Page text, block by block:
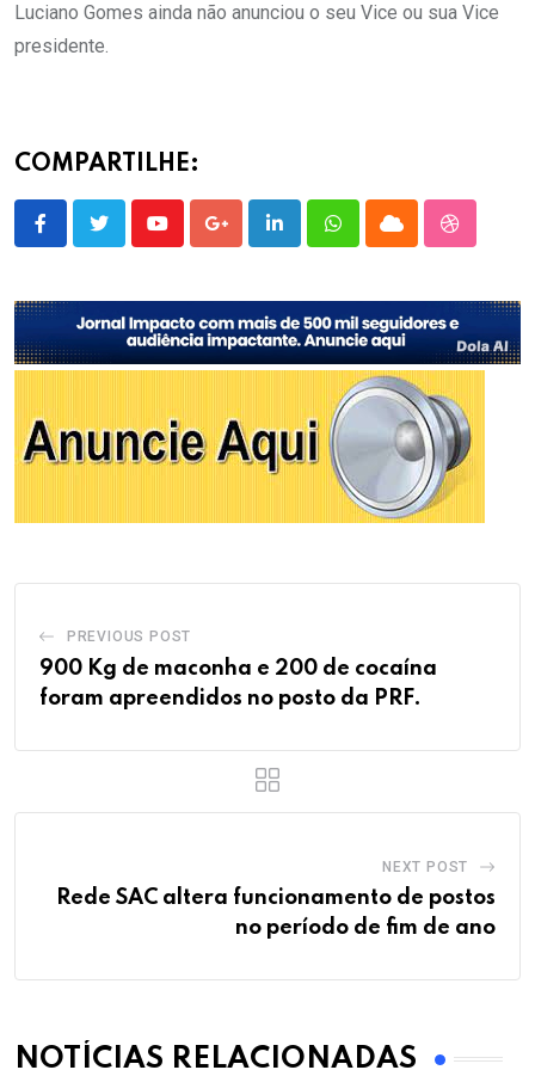
Luciano Gomes ainda não anunciou o seu Vice ou sua Vice
presidente.
COMPARTILHE:
YoutubeGoogle+LinkedInWhatsappCloud
PREVIOUS POST
900 Kg de maconha e 200 de cocaína
foram apreendidos no posto da PRF.
NEXT POST
Rede SAC altera funcionamento de postos
no período de fim de ano
NOTÍCIAS RELACIONADAS